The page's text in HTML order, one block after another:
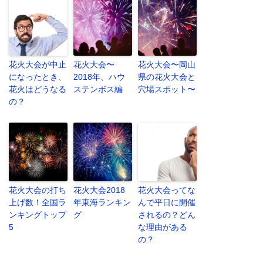
花火大会が中止
になったとき、
花火はどうなる
の？
花火大会〜
2018年、ハウ
ステンボス編
花火大会〜岡山
県の花火大会と
穴場スポット〜
花火大会の打ち
上げ数！全国ラ
ンキングトップ
5
花火大会2018
年東海ランキン
グ
花火大会ってな
んで平日に開催
されるの？どん
な理由がある
の？